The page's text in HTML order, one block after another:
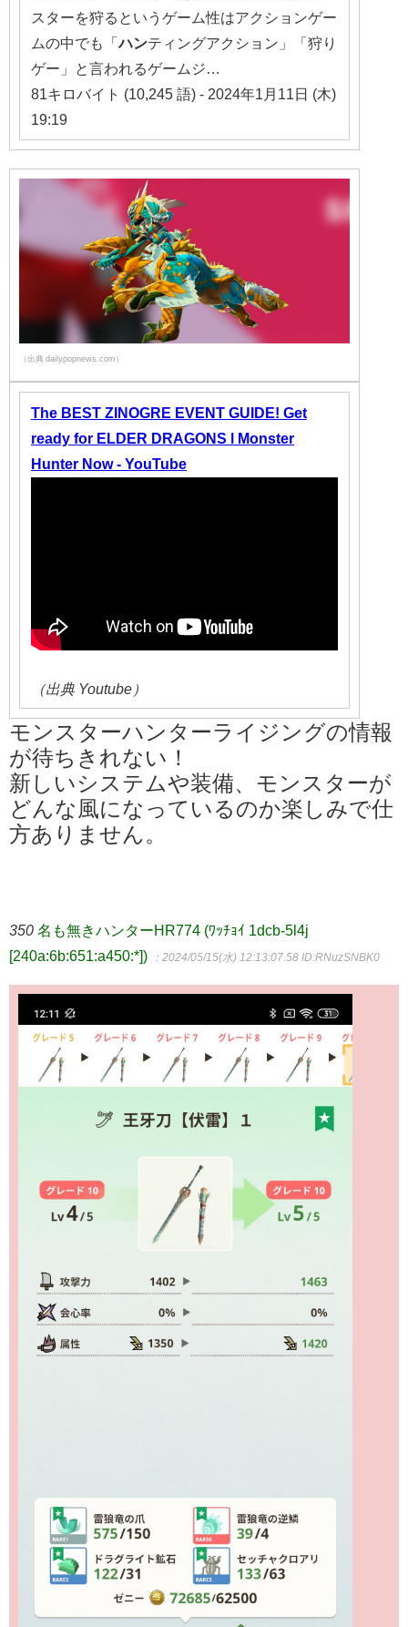
スターを狩るというゲーム性はアクションゲー
ムの中でも「 ハンティングアクション」「狩り
ゲー」と言われるゲームジ…
81キロバイト (10,245 語) - 2024年1月11日 (木)
19:19
（出典 dailypopnews.com）
The BEST ZINOGRE EVENT GUIDE! Get
ready for ELDER DRAGONS l Monster
Hunter Now - YouTube
（出典 Youtube）
モンスターハンターライジングの情報
が待ちきれない！
新しいシステムや装備、モンスターが
どんな風になっているのか楽しみで仕
方ありません。
350 名も無きハンターHR774 (ﾜｯﾁｮｲ 1dcb-5l4j
[240a:6b:651:a450:*])
：2024/05/15(水) 12:13:07.58 ID:RNuzSNBK0